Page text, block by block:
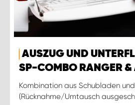
AUSZUG UND
SP-COMBO RANGER
Kombination aus Schubladen
(Rücknahme/Umtausch